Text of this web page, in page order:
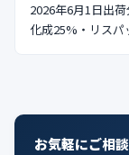
2026年6月1日出
化成25%・リス
お気軽にご相